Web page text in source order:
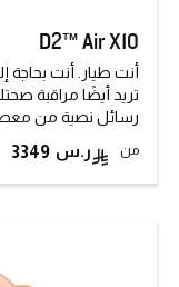
D2™ Air X10
تريد أيضًا مراقبة
رسائل نصية من
من 3349